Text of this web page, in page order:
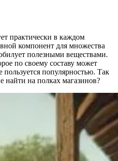
практически в каждом
компонент для множества
полезными веществами.
по своему составу может
популярностью. Так
найти на полках магазинов?